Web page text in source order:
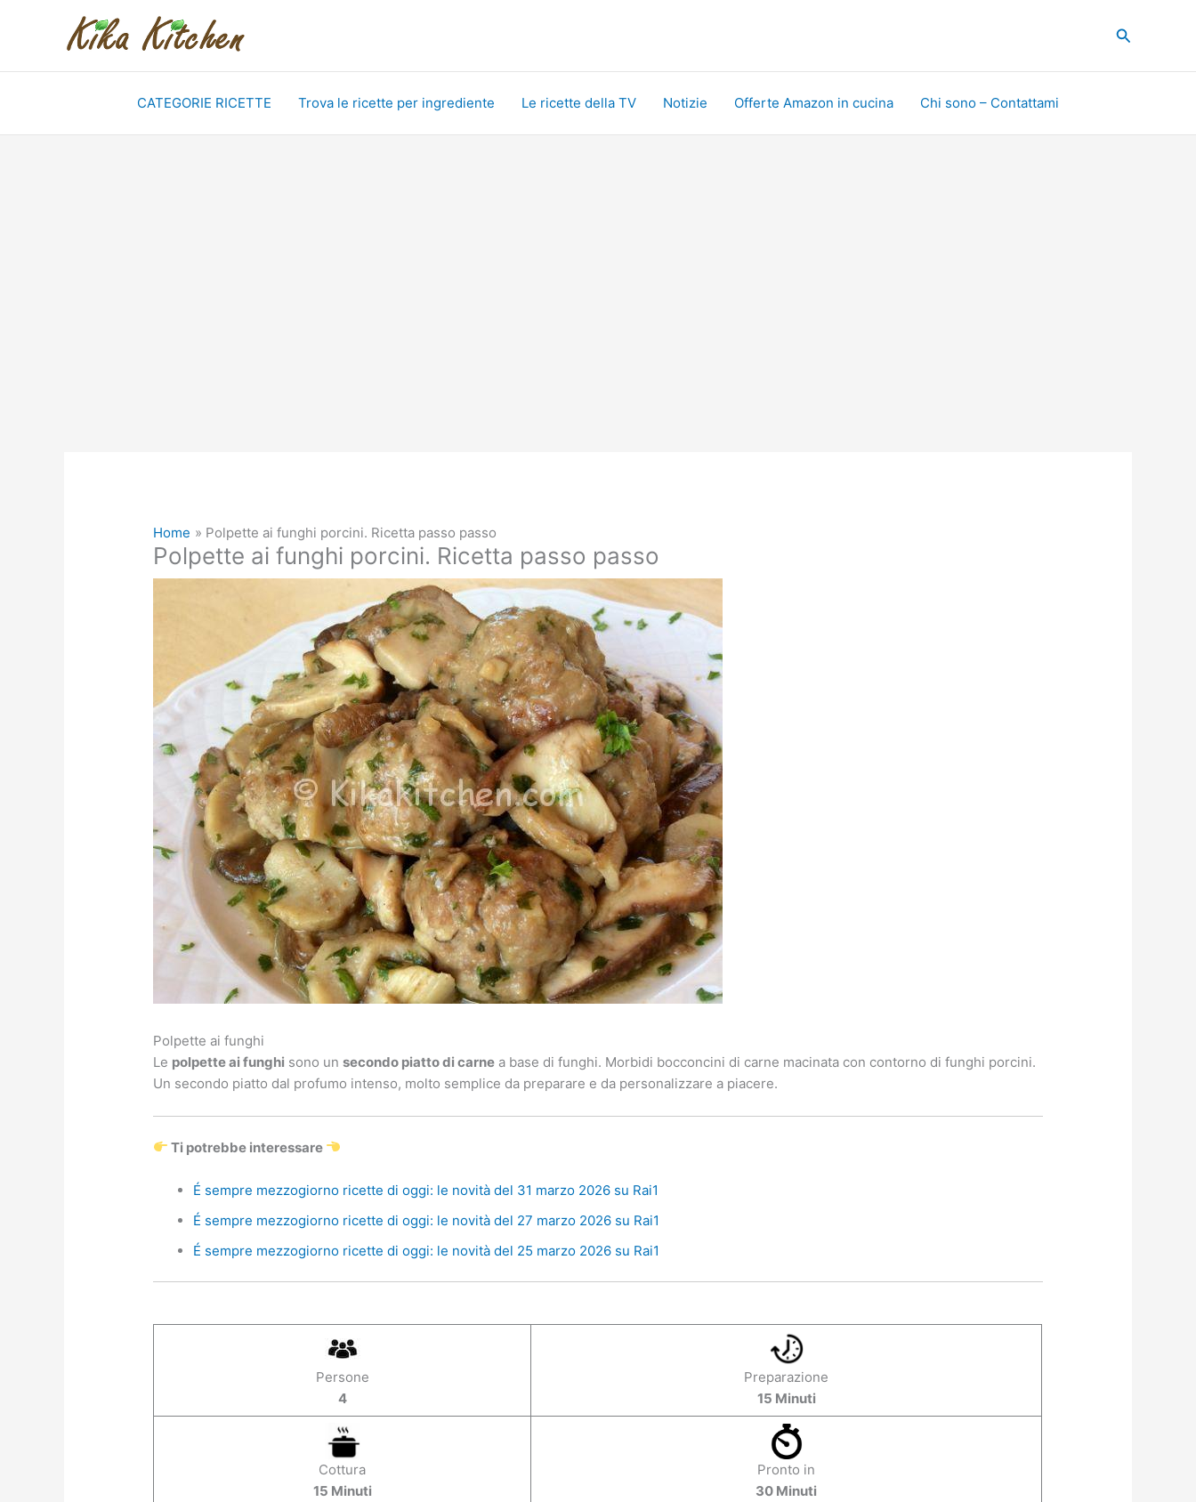
Cerca
CATEGORIE RICETTE Trova le ricette per ingrediente Le ricette della TV Notizie Offerte Amazon in cucina Chi sono – Contattami
Home Polpette ai funghi porcini. Ricetta passo passo
Polpette ai funghi porcini. Ricetta passo passo
Polpette ai funghi
Le polpette ai funghi sono unsecondo piatto di carne a base di funghi. Morbidi bocconcini di carne macinata con contorno di funghi porcini.
Un secondo piatto dal profumo intenso, molto semplice da preparare e da personalizzare a piacere.
Ti potrebbe interessare
É sempre mezzogiorno ricette di oggi: le novità del 31 marzo 2026 su Rai1
É sempre mezzogiorno ricette di oggi: le novità del 27 marzo 2026 su Rai1
É sempre mezzogiorno ricette di oggi: le novità del 25 marzo 2026 su Rai1
Persone
4
Preparazione
15 Minuti
Cottura
15 Minuti
Pronto in
30 Minuti